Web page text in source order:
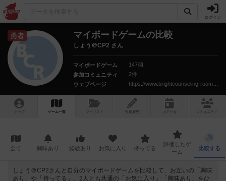
ログイン
勇者 マイボードゲームの比較
しょう＠CP2 さん
マイボードゲーム
147個
参加コミュニティ
2件
ウェブページ
トップ ゲーム一覧 マイリスト 投稿履歴 ボ ドゲ コミュニティ
全て 興味あり 経験あり お気に入り 持ってる
評価したゲ
ーム
比較する
しょう＠CP2さんと自分のマイボードゲームを比較して、お互いの「興味
あり」や「持ってる」、2人とも共通の「お気に入り」「興味あり」をひ